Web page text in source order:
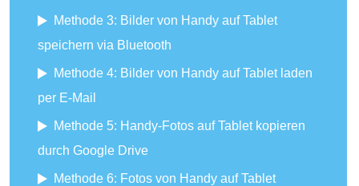
Methode 3: Bilder von Handy auf Tablet
speichern via Bluetooth
Methode 4: Bilder von Handy auf Tablet laden
per E-Mail
Methode 5: Handy-Fotos auf Tablet kopieren
durch Google Drive
Methode 6: Fotos von Handy auf Tablet